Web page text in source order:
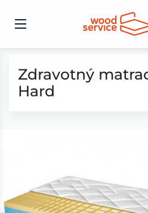
Zdravotný
Hard